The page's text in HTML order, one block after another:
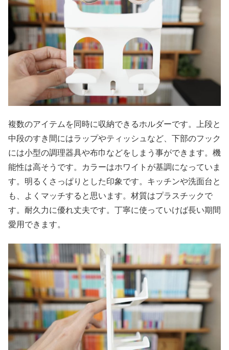
複数のアイテムを同時に収納できるホルダーです。上段と
中段のすき間にはラップやティッシュなど、下部のフック
には小型の調理器具や布巾などをしまう事ができます。機
能性は高そうです。カラーはホワイトが基調になっていま
す。明るくさっぱりとした印象です。キッチンや洗面台と
も、よくマッチすると思います。材質はプラスチックで
す。耐久力に優れ丈夫です。丁寧に使っていけば長い期間
愛用できます。